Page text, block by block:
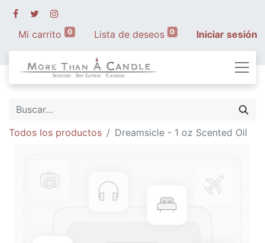
Mi carrito 0 Lista de deseos 0 Iniciar sesión
Todos los productos Dreamsicle - 1 oz Scented Oil